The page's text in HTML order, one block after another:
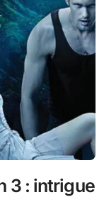
3 : intrigue